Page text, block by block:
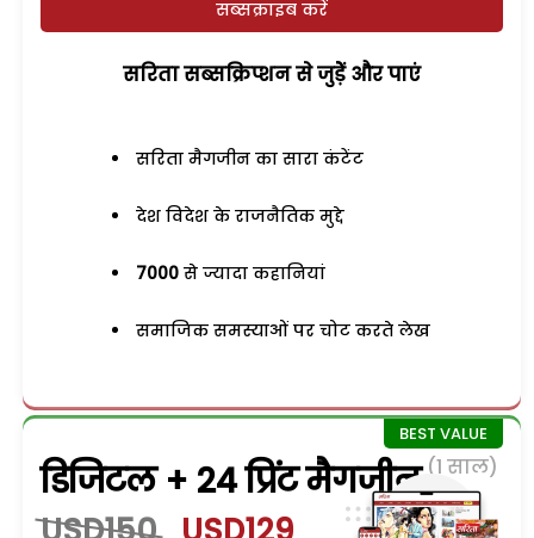
सब्सक्राइब करें
सरिता सब्सक्रिप्शन से जुड़ेें और पाएं
सरिता मैगजीन का सारा कंटेंट
देश विदेश के राजनैतिक मुद्दे
7000 से ज्यादा कहानियां
समाजिक समस्याओं पर चोट करते लेख
डिजिटल + 24 प्रिंट मैगजीन (1 साल)